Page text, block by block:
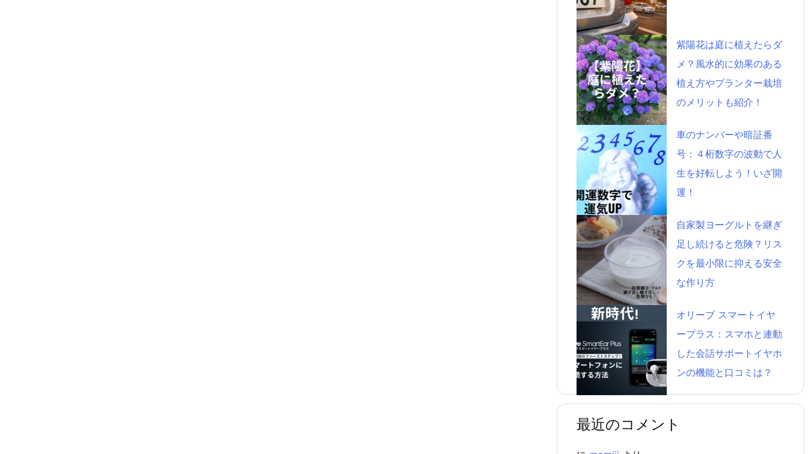
紫陽花は庭に植えたらダ
メ？風水的に効果のある
植え方やプランター栽培
のメリットも紹介！
車のナンバーや暗証番
号：４桁数字の波動で人
生を好転しよう！いざ開
運！
自家製ヨーグルトを継ぎ
足し続けると危険？リス
クを最小限に抑える安全
な作り方
オリーブ スマートイヤ
ープラス：スマホと連動
した会話サポートイヤホ
ンの機能と口コミは？
最近のコメント